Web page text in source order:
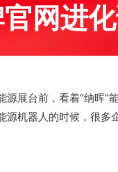
网进化
展台前，看着“纳晖
源机器人的时候，很